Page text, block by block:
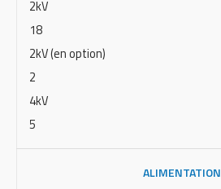
2kV
18
2kV (en option)
2
4kV
5
ALIMENTATION